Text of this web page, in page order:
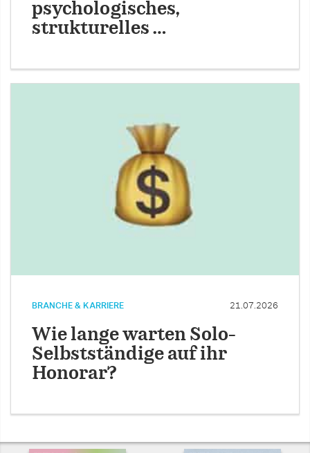
psychologisches,
strukturelles …
BRANCHE & KARRIERE 21.07.2026
Wie lange warten Solo-
Selbstständige auf ihr
Honorar?